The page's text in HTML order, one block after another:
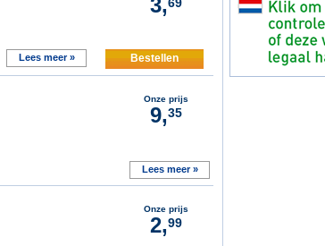
Lees meer » Bestellen
Onze prijs
9,35
Lees meer »
Onze prijs
2,99